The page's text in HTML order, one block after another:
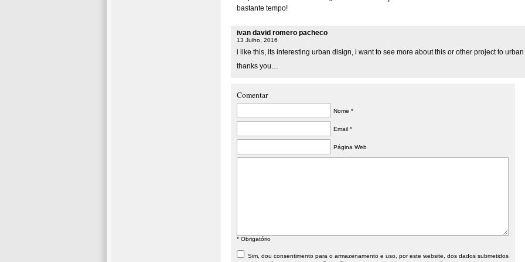
bastante tempo!
ivan david romero pacheco
13 Julho, 2016
i like this, its interesting urban disign, i want to see more about this or other project to
thanks you…
Comentar
Nome *
Email *
Página Web
* Obrigatório
Sim, dou consentimento para o armazenamento e uso, por este website, dos dados submetidos